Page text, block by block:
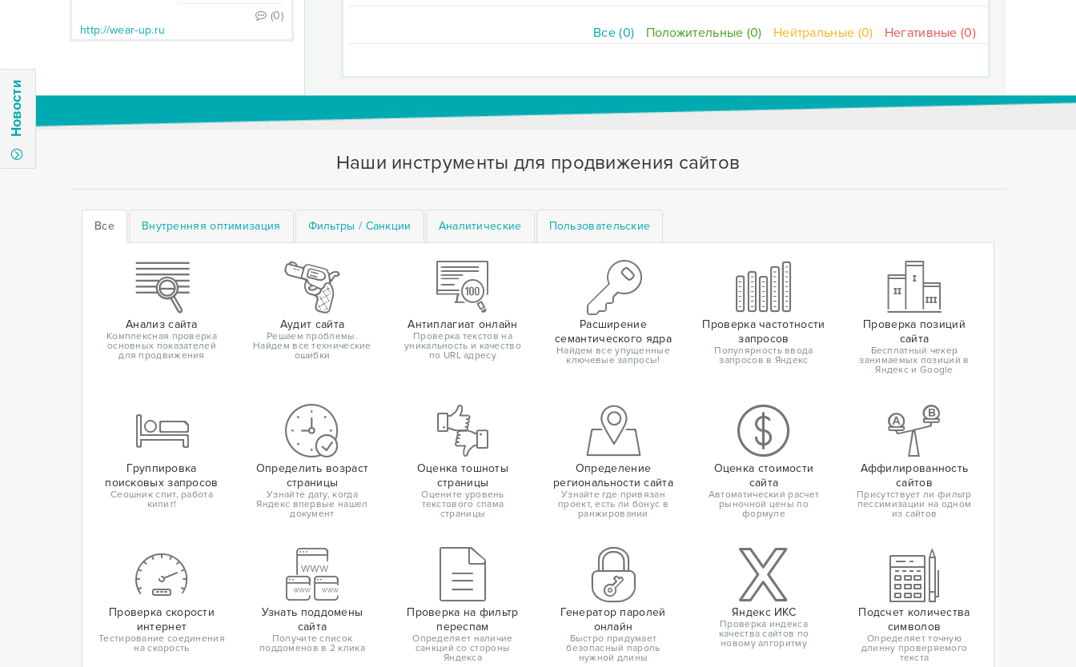
Новости
(0)
http://wear-up.ru
Все (0) Положительные (0) Нейтральные (0) Негативные (0)
Наши инструменты для продвижения сайтов
Все Внутренняя оптимизация Фильтры / Санкции Аналитические Пользовательские
Анализ сайта
Комплексная проверка
основных показателей
для продвижения
Аудит сайта
Решаем проблемы.
Найдем все технические
ошибки
Антиплагиат онлайн
Проверка текстов на
уникальность и качество
по URL адресу
Расширение
семантического ядра
Найдем все упущенные
ключевые запросы!
Проверка частотности
запросов
Популярность ввода
запросов в Яндекс
Проверка позиций
сайта
Бесплатный чекер
занимаемых позиций в
Яндекс и Google
Группировка
поисковых запросов
Сеошник спит, работа
кипит!
Определить возраст
страницы
Узнайте дату, когда
Яндекс впервые нашел
документ
Оценка тошноты
страницы
Оцените уровень
текстового спама
страницы
Определение
региональности сайта
Узнайте где привязан
проект, есть ли бонус в
ранжировании
Оценка стоимости
сайта
Автоматический расчет
рыночной цены по
формуле
Аффилированность
сайтов
Присутствует ли фильтр
пессимизации на одном
из сайтов
Проверка скорости
интернет
Тестирование соединения
на скорость
Узнать поддомены
сайта
Получите список
поддоменов в 2 клика
Проверка на фильтр
переспам
Определяет наличие
санкций со стороны
Яндекса
Генератор паролей
онлайн
Быстро придумает
безопасный пароль
нужной длины
Яндекс ИКС
Проверка индекса
качества сайтов по
новому алгоритму
Подсчет количества
символов
Определяет точную
длинну проверяемого
текста